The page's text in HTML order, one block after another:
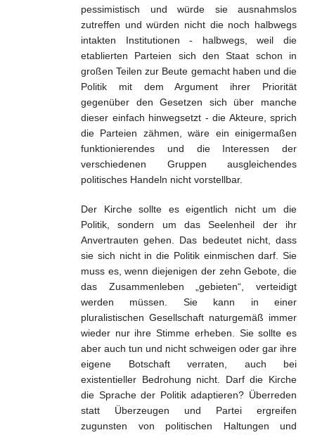
pessimistisch und würde sie ausnahmslos
zutreffen und würden nicht die noch halbwegs
intakten Institutionen - halbwegs, weil die
etablierten Parteien sich den Staat schon in
großen Teilen zur Beute gemacht haben und die
Politik mit dem Argument ihrer Priorität
gegenüber den Gesetzen sich über manche
dieser einfach hinwegsetzt - die Akteure, sprich
die Parteien zähmen, wäre ein einigermaßen
funktionierendes und die Interessen der
verschiedenen Gruppen ausgleichendes
politisches Handeln nicht vorstellbar.
Der Kirche sollte es eigentlich nicht um die
Politik, sondern um das Seelenheil der ihr
Anvertrauten gehen. Das bedeutet nicht, dass
sie sich nicht in die Politik einmischen darf. Sie
muss es, wenn diejenigen der zehn Gebote, die
das Zusammenleben „gebieten“, verteidigt
werden müssen. Sie kann in einer
pluralistischen Gesellschaft naturgemäß immer
wieder nur ihre Stimme erheben. Sie sollte es
aber auch tun und nicht schweigen oder gar ihre
eigene Botschaft verraten, auch bei
existentieller Bedrohung nicht. Darf die Kirche
die Sprache der Politik adaptieren? Überreden
statt Überzeugen und Partei ergreifen
zugunsten von politischen Haltungen und